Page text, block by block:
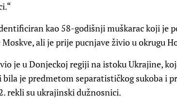
kao 58-godišnji muškarac koji je
ali je prije pucnjave živio u okrugu
je u Donjeckoj regiji na istoku Ukrajine,
bila je predmetom separatističkog sukoba i
rekli su ukrajinski dužnosnici.